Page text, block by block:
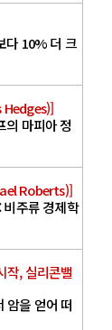
다 10% 더 크
Hedges)]
의 마피아 정
Roberts)]
비주류 경제학
작, 실리콘밸
을 얻어 떠